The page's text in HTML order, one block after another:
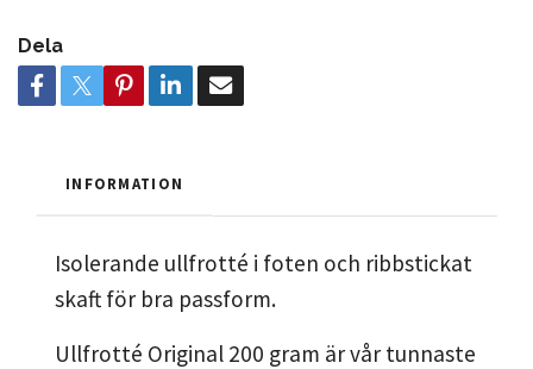
Dela
INFORMATION
Isolerande ullfrotté i foten och ribbstickat
skaft för bra passform.
Ullfrotté Original 200 gram är vår tunnaste